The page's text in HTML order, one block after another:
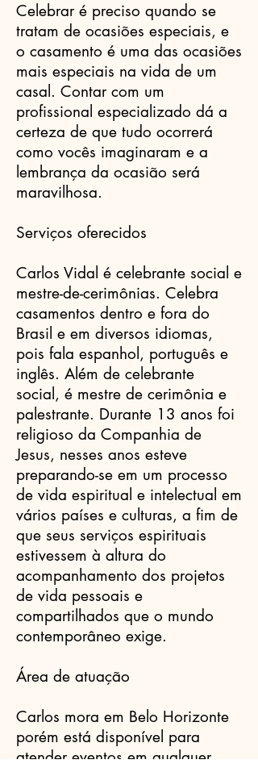
Celebrar é preciso quando se
tratam de ocasiões especiais, e
o casamento é uma das ocasiões
mais especiais na vida de um
casal. Contar com um
profissional especializado dá a
certeza de que tudo ocorrerá
como vocês imaginaram e a
lembrança da ocasião será
maravilhosa.
Serviços oferecidos
Carlos Vidal é celebrante social e
mestre-de-cerimônias. Celebra
casamentos dentro e fora do
Brasil e em diversos idiomas,
pois fala espanhol, português e
inglês. Além de celebrante
social, é mestre de cerimônia e
palestrante. Durante 13 anos foi
religioso da Companhia de
Jesus, nesses anos esteve
preparando-se em um processo
de vida espiritual e intelectual em
vários países e culturas, a fim de
que seus serviços espirituais
estivessem à altura do
acompanhamento dos projetos
de vida pessoais e
compartilhados que o mundo
contemporâneo exige.
Área de atuação
Carlos mora em Belo Horizonte
porém está disponível para
atender eventos em qualquer